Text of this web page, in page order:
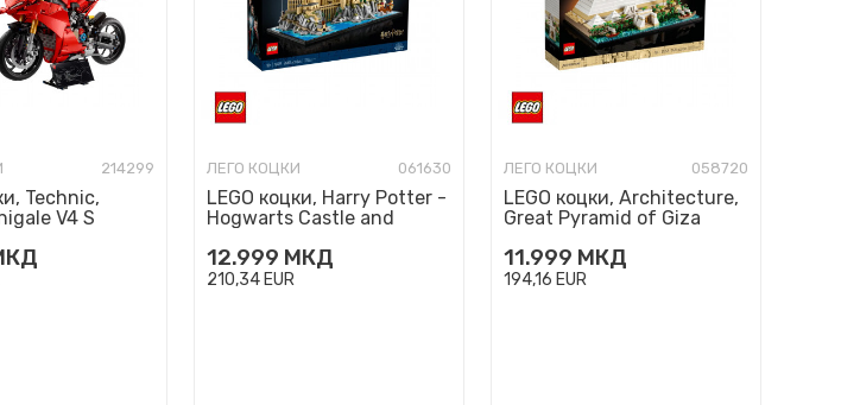
214299
Technic,
V4 S
ЛЕГО КОЦКИ 061630
LEGO коцки, Harry Potter -
Hogwarts Castle and
12.999 МКД
210,34 EUR
ЛЕГО КОЦКИ 058720
LEGO коцки, Architecture,
Great Pyramid of Giza
11.999 МКД
194,16 EUR